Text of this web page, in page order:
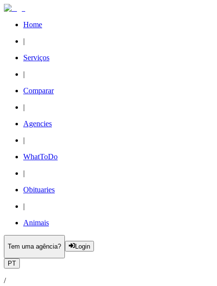
Home
|
Serviços
|
Comparar
|
Agencies
|
WhatToDo
|
Obituaries
|
Animais
Tem uma agência? Login
PT
/